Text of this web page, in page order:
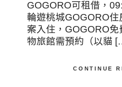
GOGORO可租借，
輪遊桃城GOGORO住
案入住，GOGORO
物旅館需預約（以貓
CONTINUE